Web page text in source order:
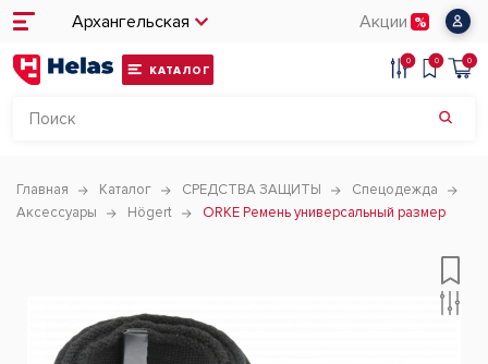
Архангельская Акции
КАТАЛОГ
0 0 0
Главная Каталог СРЕДСТВА ЗАЩИТЫ
Спецодежда
Аксессуары
Högert ORKE Ремень универсальный размер